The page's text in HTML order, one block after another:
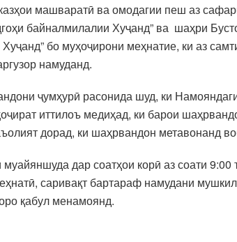
машваратӣ ва омодагии пеш аз
байналмилалии Хуҷанд” ва шаҳри
Хуҷанд” бо муҳоҷирони меҳнатие, ки аз
намуданд.
ҷумҳурӣ расонида шуд, ки
иттилоъ медиҳад, ки барои
дорад, ки шаҳрвандон метавонанд
дар соатҳои корӣ аз соати
саривақт бартараф намудани
қабул менамоянд.